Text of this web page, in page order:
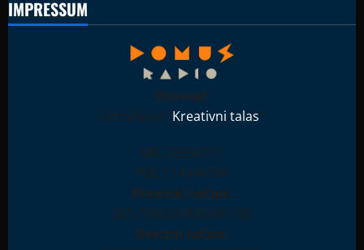
IMPRESSUM
Osnivač:
Udruženje "Kreativni talas"
MB: 28396511
PIB: 114944708
Dinarski račun:
265-7590310000841-93
Devizni račun: